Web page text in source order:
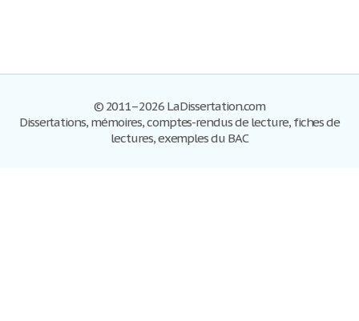
© 2011–2026 LaDissertation.com
Dissertations, mémoires, comptes-rendus de lecture, fiches de
lectures, exemples du BAC